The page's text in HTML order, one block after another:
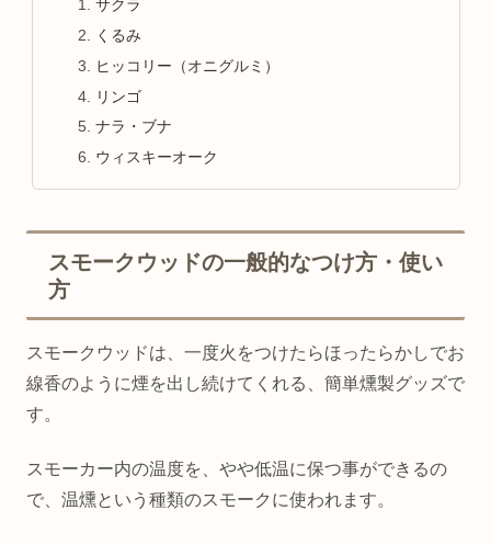
サクラ
くるみ
ヒッコリー（オニグルミ）
リンゴ
ナラ・ブナ
ウィスキーオーク
スモークウッドの一般的なつけ方・使い
方
スモークウッドは、一度火をつけたらほったらかしでお
線香のように煙を出し続けてくれる、簡単燻製グッズで
す。
スモーカー内の温度を、やや低温に保つ事ができるの
で、温燻という種類のスモークに使われます。